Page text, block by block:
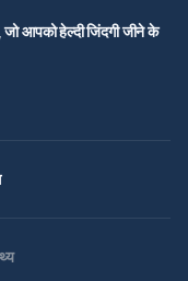
आपको हेल्दी जिंदगी जीने के